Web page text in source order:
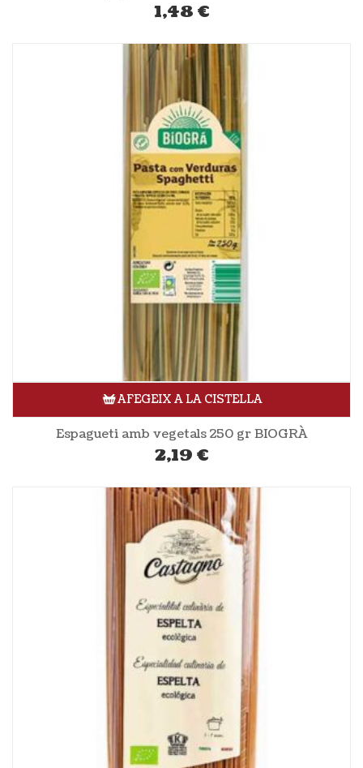
1,48 €
AFEGEIX A LA CISTELLA
Espagueti amb vegetals 250 gr BIOGRÀ
2,19 €